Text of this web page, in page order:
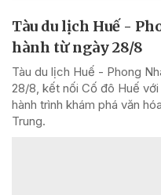
Tàu du lịch Huế -
hành từ ngày 28/8
Tàu du lịch Huế - Phong
28/8, kết nối Cố đô Huế
hành trình khám phá văn
Trung.